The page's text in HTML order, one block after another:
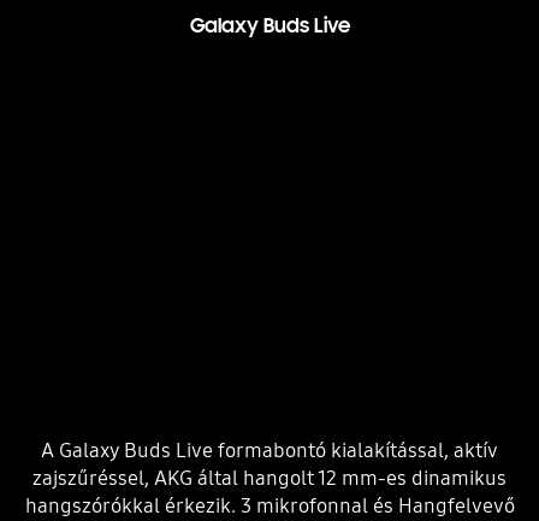
Galaxy Buds Live
A Galaxy Buds Live formabontó kialakítással, aktív
zajszűréssel, AKG által hangolt 12 mm-es dinamikus
hangszórókkal érkezik. 3 mikrofonnal és Hangfelvevő